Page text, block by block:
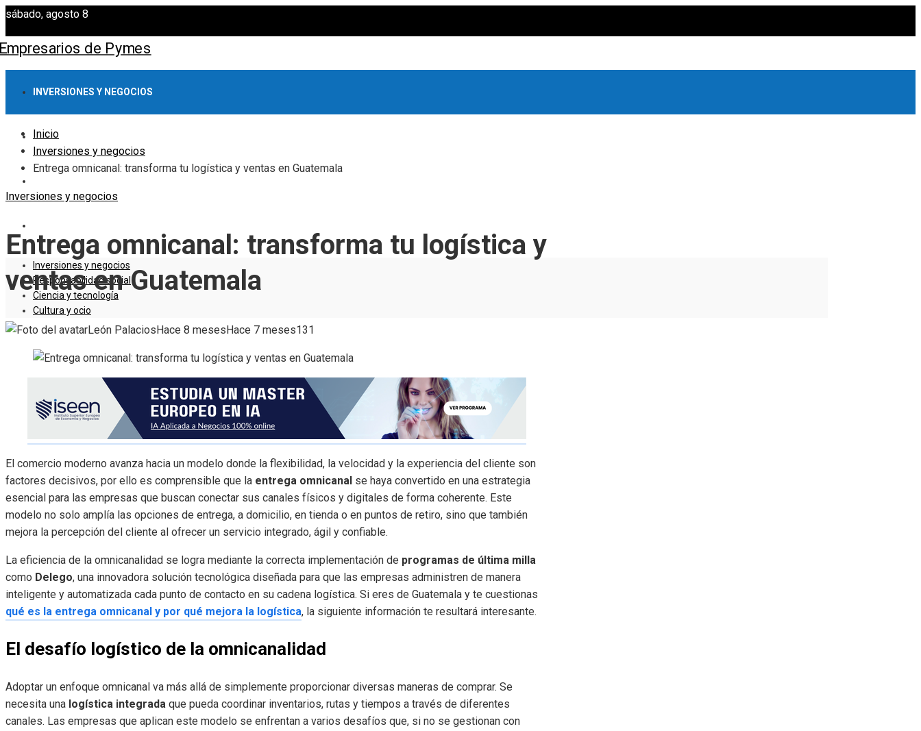
sábado, agosto 8
INVERSIONES Y NEGOCIOS
RESPONSABILIDAD SOCIAL
Inversiones y negocios
Responsabilidad social
Ciencia y tecnología
Cultura y ocio
Inicio
Inversiones y negocios
Entrega omnicanal: transforma tu logística y ventas en Guatemala
Inversiones y negocios
Entrega omnicanal: transforma tu logística y
ventas en Guatemala
León Palacios Hace 8 meses Hace 7 meses131
El comercio moderno avanza hacia un modelo donde la flexibilidad, la velocidad y la experiencia del cliente son
factores decisivos, por ello es comprensible que la entrega omnicanal se haya convertido en una estrategia
esencial para las empresas que buscan conectar sus canales físicos y digitales de forma coherente. Este
modelo no solo amplía las opciones de entrega, a domicilio, en tienda o en puntos de retiro, sino que también
mejora la percepción del cliente al ofrecer un servicio integrado, ágil y confiable.
La eficiencia de la omnicanalidad se logra mediante la correcta implementación de programas de última milla
como Delego, una innovadora solución tecnológica diseñada para que las empresas administren de manera
inteligente y automatizada cada punto de contacto en su cadena logística. Si eres de Guatemala y te cuestionas
qué es la entrega omnicanal y por qué mejora la logística, la siguiente información te resultará interesante.
El desafío logístico de la omnicanalidad
Adoptar un enfoque omnicanal va más allá de simplemente proporcionar diversas maneras de comprar. Se
necesita una logística integrada que pueda coordinar inventarios, rutas y tiempos a través de diferentes
canales. Las empresas que aplican este modelo se enfrentan a varios desafíos que, si no se gestionan con